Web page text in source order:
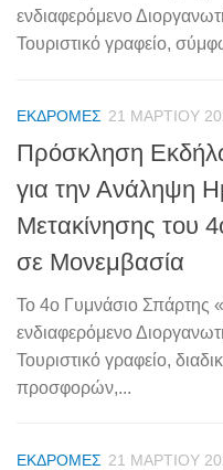
ενδιαφερόμενο
Τουριστικό γραφείο,
ΕΚΔΡΟΜΈΣ 21 ΜΑΡΤΊΟΥ
Πρόσκληση
για την Ανάληψη
Μετακίνησης του
σε Μονεμβασία
Το 4ο Γυμνάσιο Σπάρτης
ενδιαφερόμενο
Τουριστικό γραφείο,
προσφορών,...
ΕΚΔΡΟΜΈΣ 21 ΜΑΡΤΊΟΥ